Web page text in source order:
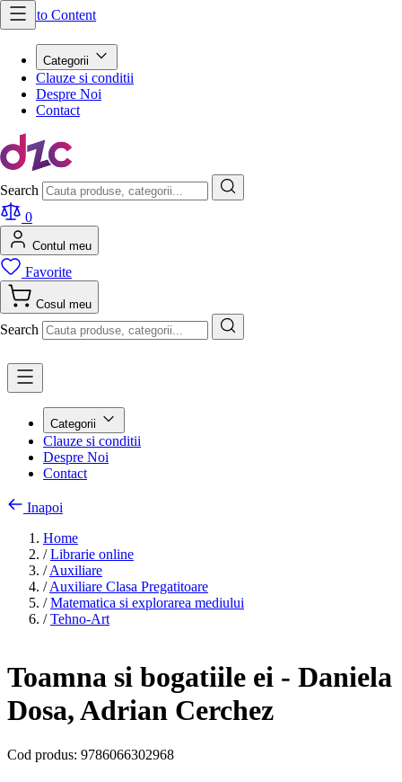
Skip to Content
Categorii
Clauze si conditii
Despre Noi
Contact
Search
0
Contul meu
Favorite
Cosul meu
Search
Categorii
Clauze si conditii
Despre Noi
Contact
Inapoi
Home
/ Librarie online
/ Auxiliare
/ Auxiliare Clasa Pregatitoare
/ Matematica si explorarea mediului
/ Tehno-Art
Toamna si bogatiile ei - Daniela
Dosa, Adrian Cerchez
Cod produs: 9786066302968